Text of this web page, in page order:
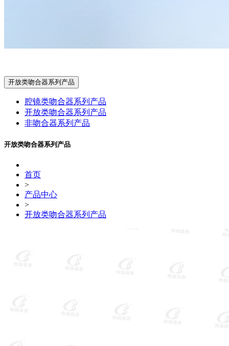
开放类吻合器系列产品
腔镜类吻合器系列产品
开放类吻合器系列产品
非吻合器系列产品
开放类吻合器系列产品
首页
>
产品中心
>
开放类吻合器系列产品